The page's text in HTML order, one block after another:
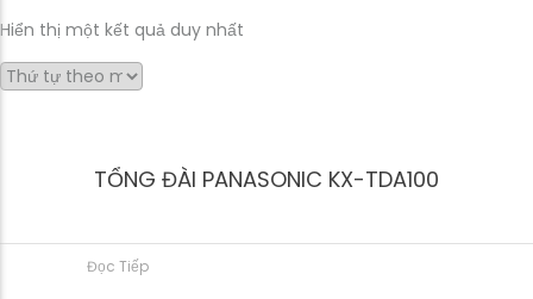
Hiển thị một kết quả duy nhất
TỔNG ĐÀI PANASONIC KX-TDA100
Đọc Tiếp